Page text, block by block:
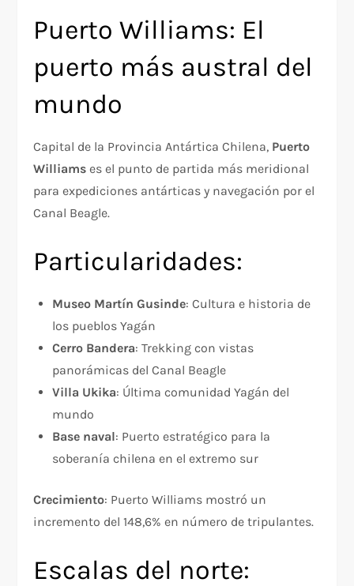
Puerto Williams: El
puerto más austral del
mundo
Capital de la Provincia Antártica Chilena, Puerto
Williams es el punto de partida más meridional
para expediciones antárticas y navegación por el
Canal Beagle.
Particularidades:
Museo Martín Gusinde: Cultura e historia de
los pueblos Yagán
Cerro Bandera: Trekking con vistas
panorámicas del Canal Beagle
Villa Ukika: Última comunidad Yagán del
mundo
Base naval: Puerto estratégico para la
soberanía chilena en el extremo sur
Crecimiento: Puerto Williams mostró un
incremento del 148,6% en número de tripulantes.
Escalas del norte: